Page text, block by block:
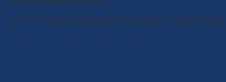
Solo los usuarios registrados que hayan comprado